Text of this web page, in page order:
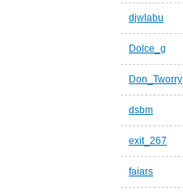
djwlabu
Dolce_g
Don_Tworry
dsbm
exit_267
faiars